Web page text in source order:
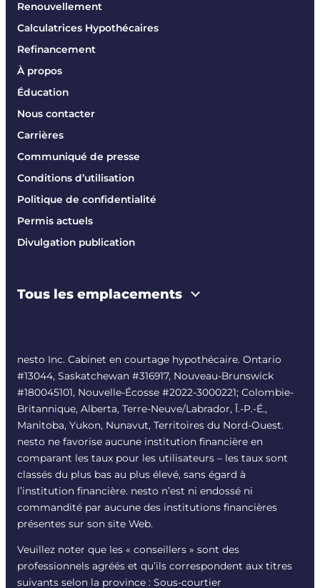
Renouvellement
Calculatrices Hypothécaires
Refinancement
À propos
Éducation
Nous contacter
Carrières
Communiqué de presse
Conditions d’utilisation
Politique de confidentialité
Permis actuels
Divulgation publication
Tous les emplacements
nesto Inc. Cabinet en courtage hypothécaire. Ontario
#13044, Saskatchewan #316917, Nouveau-Brunswick
#180045101, Nouvelle-Écosse #2022-3000221; Colombie-
Britannique, Alberta, Terre-Neuve/Labrador, Î.-P.-É.,
Manitoba, Yukon, Nunavut, Territoires du Nord-Ouest.
nesto ne favorise aucune institution financière en
comparant les taux pour les utilisateurs – les taux sont
classés du plus bas au plus élevé, sans égard à
l’institution financière. nesto n’est ni endossé ni
commandité par aucune des institutions financières
présentes sur son site Web.
Veuillez noter que les « conseillers » sont des
professionnels agréés et qu’ils correspondent aux titres
suivants selon la province : Sous-courtier